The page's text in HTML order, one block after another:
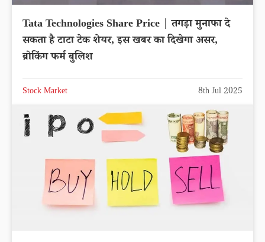
Tata Technologies Share Price | तगड़ा मुनाफा दे
सकता है टाटा टेक शेयर, इस खबर का दिखेगा असर,
ब्रोकिंग फर्म बुलिश
Stock Market 8th Jul 2025